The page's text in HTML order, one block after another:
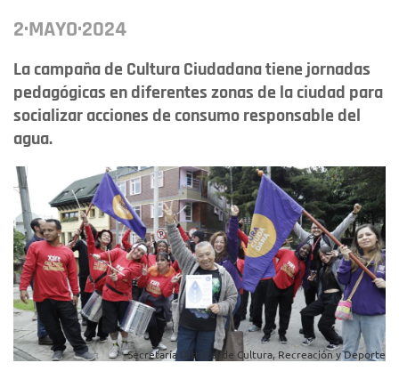
2·MAYO·2024
La campaña de Cultura Ciudadana tiene jornadas
pedagógicas en diferentes zonas de la ciudad para
socializar acciones de consumo responsable del
agua.
Secretaría Distrital de Cultura, Recreación y Deporte